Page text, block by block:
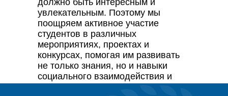
должно быть интересным и
увлекательным. Поэтому мы
поощряем активное участие
студентов в различных
мероприятиях, проектах и
конкурсах, помогая им развивать
не только знания, но и навыки
социального взаимодействия и